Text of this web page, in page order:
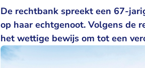
De rechtbank spreekt een 67-
op haar echtgenoot. Volgens de
het wettige bewijs om tot een